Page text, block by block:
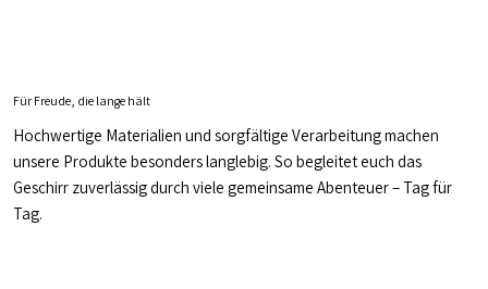
Für Freude, die lange hält
Hochwertige Materialien und sorgfältige Verarbeitung machen
unsere Produkte besonders langlebig. So begleitet euch das
Geschirr zuverlässig durch viele gemeinsame Abenteuer – Tag für
Tag.